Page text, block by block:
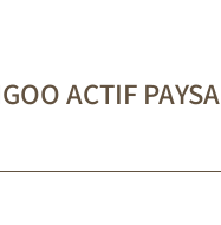
ACTIF